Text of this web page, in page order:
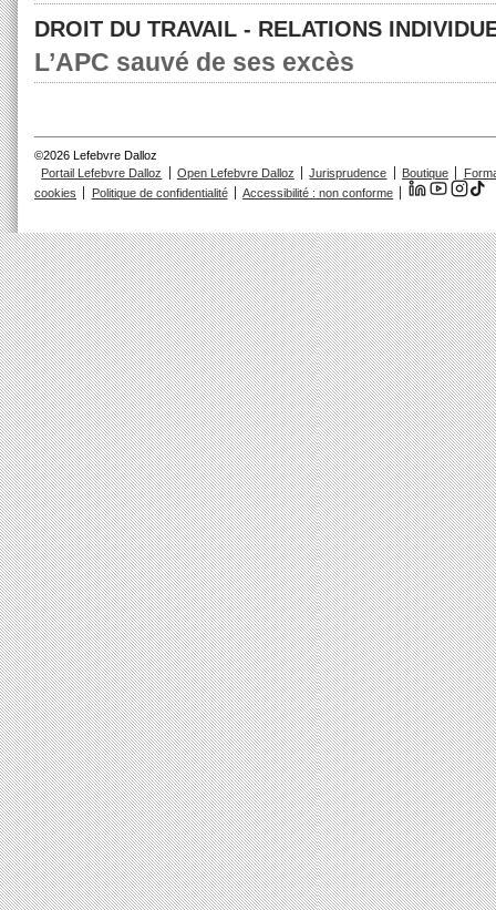
DROIT DU TRAVAIL - RELATIONS
L’APC sauvé de ses excès
©2026 Lefebvre Dalloz
Portail Lefebvre Dalloz
Open Lefebvre Dalloz Jurisprudence Boutique
cookies
Politique de confidentialité Accessibilité : non conforme